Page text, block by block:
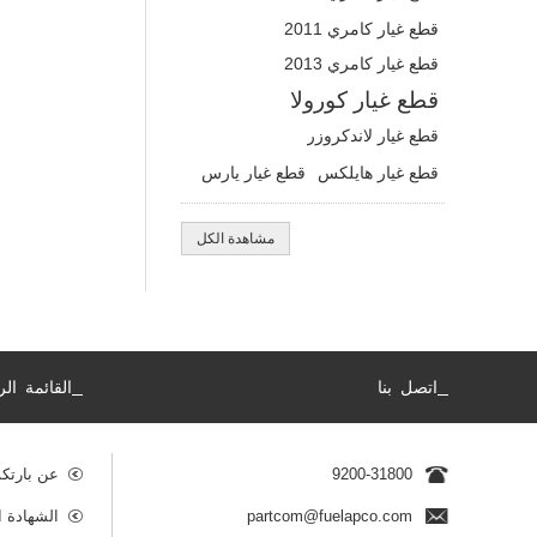
قطع غيار كامري 2011
قطع غيار كامري 2013
قطع غيار كورولا
قطع غيار لاندكروزر
قطع غيار هايلكس قطع غيار يارس
مشاهدة الكل
اتصل بنا
9200-31800
partcom@fuelapco.com
القائمة
عن
الشهادة